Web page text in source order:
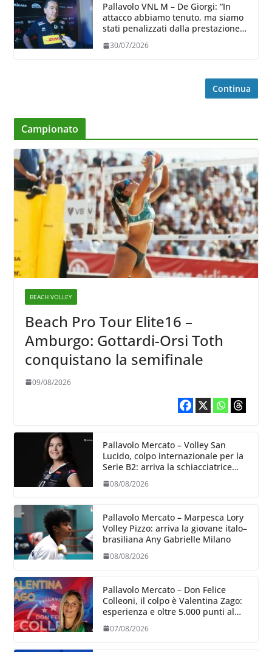
Pallavolo VNL M – De Giorgi: “In
attacco abbiamo tenuto, ma siamo
stati penalizzati dalla prestazione
30/07/2026
Continua
Campionato
BEACH VOLLEY
Beach Pro Tour Elite16 –
Amburgo: Gottardi-Orsi Toth
conquistano la semifinale
09/08/2026
Pallavolo Mercato – Volley San
Lucido, colpo internazionale per la
Serie B2: arriva la schiacciatrice
08/08/2026
Pallavolo Mercato – Marpesca Lory
Volley Pizzo: arriva la giovane italo–
brasiliana Any Gabrielle Milano
08/08/2026
Pallavolo Mercato – Don Felice
Colleoni, il colpo è Valentina Zago:
esperienza e oltre 5.000 punti al
07/08/2026